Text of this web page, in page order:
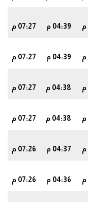
04:39 م 07:27 م
04:39 م 07:27 م
04:38 م 07:27 م
04:38 م 07:27 م
04:37 م 07:26 م
04:36 م 07:26 م